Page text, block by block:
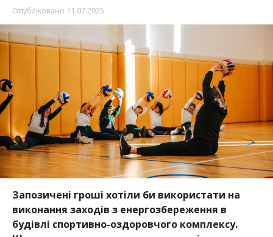
Опубліковано 11.07.2025
Запозичені гроші хотіли би використати на
виконання заходів з енергозбереження в
будівлі спортивно-оздоровчого комплексу.